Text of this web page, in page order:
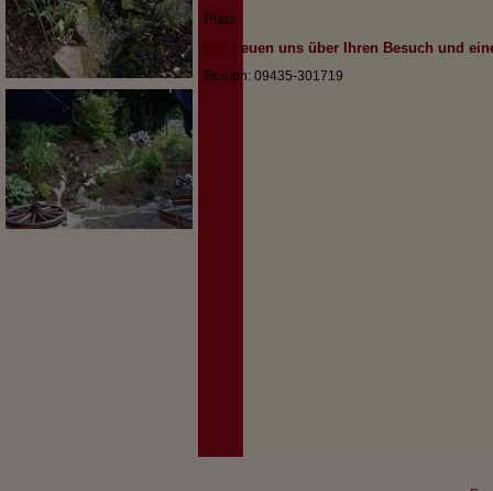
Platz.
Wir freuen uns über Ihren Besuch und
Telefon: 09435-301719